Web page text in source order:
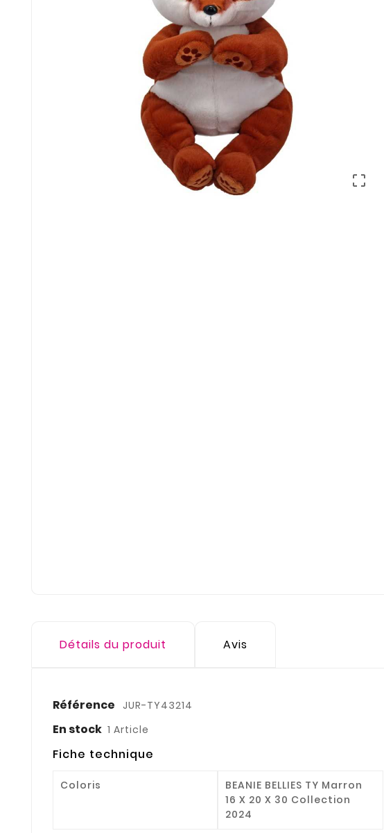

Détails du produit Avis
Référence JUR-TY43214
En stock 1 Article
Fiche technique
Coloris
BEANIE BELLIES TY Marron
16 X 20 X 30 Collection
2024